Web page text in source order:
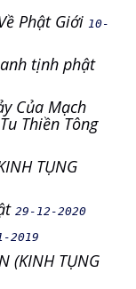
Phật Giới 10-
tịnh phật
Của Mạch
Thiền Tông
TỤNG
29-12-2020
2019
(KINH TỤNG